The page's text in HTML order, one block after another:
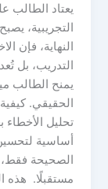
يعتاد الطالب
التجريبية،
النهاية، فإن
التدريب، بل
يمنح الطالب
الحقيقي.
تحليل
أساسية
الصحيحة فقط،
مستقبلًا. هذه